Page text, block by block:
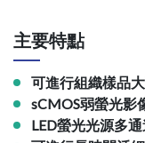
主要特點
可進行組織樣品
sCMOS弱螢光影
LED螢光光源多